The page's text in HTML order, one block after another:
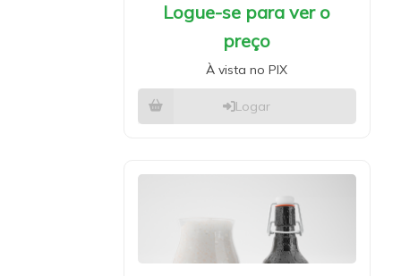
Logue-se para ver o
preço
À vista no PIX
Logar